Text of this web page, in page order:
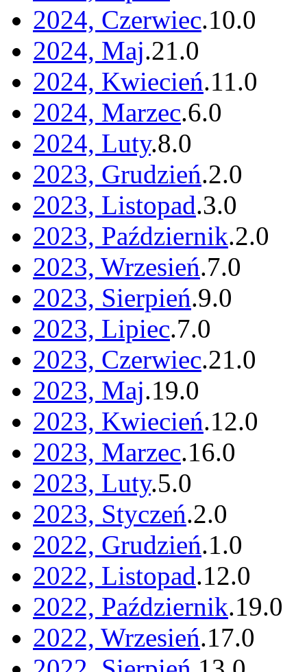
2024, Czerwiec.10.0
2024, Maj.21.0
2024, Kwiecień.11.0
2024, Marzec.6.0
2024, Luty.8.0
2023, Grudzień.2.0
2023, Listopad.3.0
2023, Październik.2.0
2023, Wrzesień.7.0
2023, Sierpień.9.0
2023, Lipiec.7.0
2023, Czerwiec.21.0
2023, Maj.19.0
2023, Kwiecień.12.0
2023, Marzec.16.0
2023, Luty.5.0
2023, Styczeń.2.0
2022, Grudzień.1.0
2022, Listopad.12.0
2022, Październik.19.0
2022, Wrzesień.17.0